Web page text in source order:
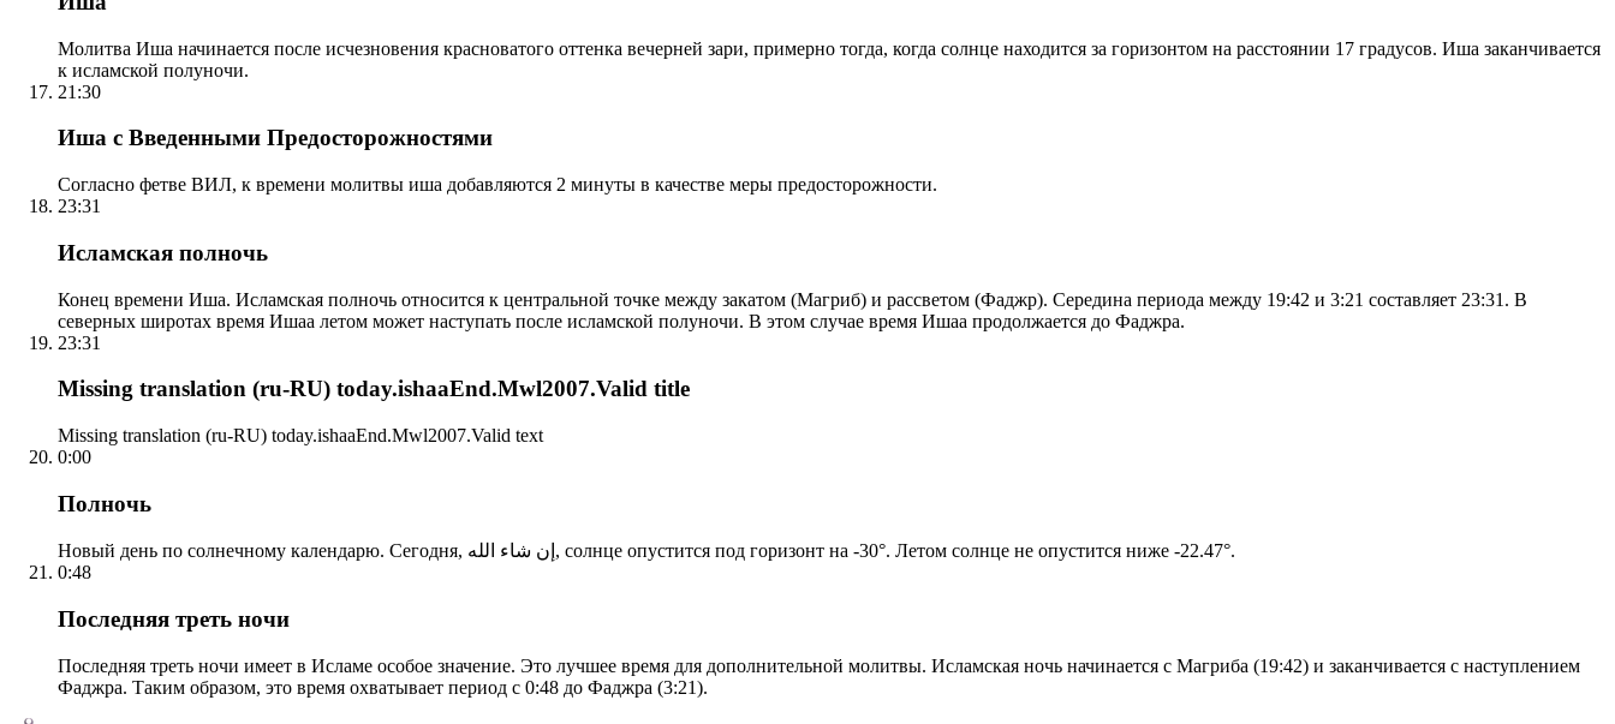
Молитва Иша начинается после исчезновения красноватого оттенка вечерней зари, примерно тогда, когда солнце находится за горизонтом на расстоянии 17 градусов. Иша заканчивается
к исламской полуночи.
21:30
Иша с Введенными Предосторожностями
Согласно фетве ВИЛ, к времени молитвы иша добавляются 2 минуты в качестве меры предосторожности.
23:31
Исламская полночь
Конец времени Иша. Исламская полночь относится к центральной точке между закатом (Магриб) и рассветом (Фаджр). Середина периода между 19:42 и 3:21 составляет 23:31. В
северных широтах время Ишаа летом может наступать после исламской полуночи. В этом случае время Ишаа продолжается до Фаджра.
23:31
Missing translation (ru-RU) today.ishaaEnd.Mwl2007.Valid title
Missing translation (ru-RU) today.ishaaEnd.Mwl2007.Valid text
0:00
Полночь
Новый день по солнечному календарю. Сегодня, إن شاء الله, солнце опустится под горизонт на -30°. Летом солнце не опустится ниже -22.47°.
0:48
Последняя треть ночи
Последняя треть ночи имеет в Исламе особое значение. Это лучшее время для дополнительной молитвы. Исламская ночь начинается с Магриба (19:42) и заканчивается с наступлением
Фаджра. Таким образом, это время охватывает период с 0:48 до Фаджра (3:21).